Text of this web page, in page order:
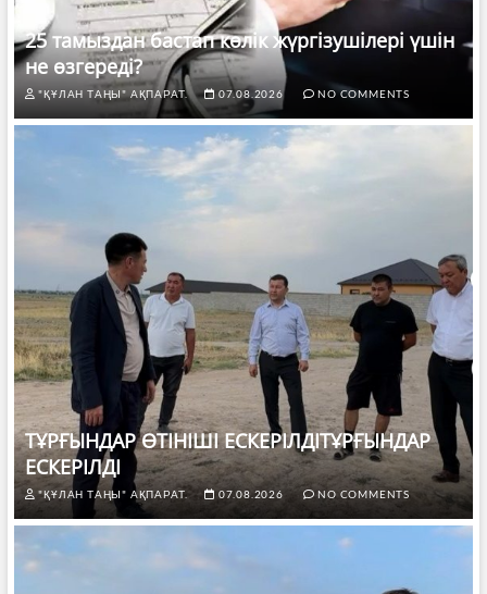
25 тамыздан бастап көлік жүргізушілері үшін
не өзгереді?
"ҚҰЛАН ТАҢЫ" АҚПАРАТ. 07.08.2026 NO COMMENTS
ТҰРҒЫНДАР ӨТІНІШІ ЕСКЕРІЛДІТҰРҒЫНДАР
ЕСКЕРІЛДІ
"ҚҰЛАН ТАҢЫ" АҚПАРАТ. 07.08.2026 NO COMMENTS